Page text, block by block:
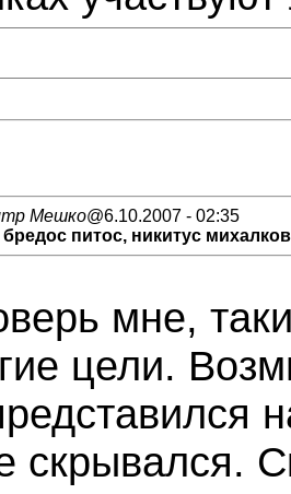
Мешко@6.10.2007 - 02:35
бредос питос, никитус
мне,
цели.
скрывался.